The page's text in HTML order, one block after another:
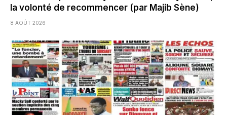
la volonté de recommencer (par Majib Sène)
8 AOÛT 2026